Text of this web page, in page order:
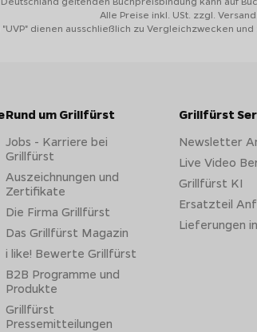
der Grillstation und sind mit
asymetrische Design
von3 Soft-Close-Schubladen
bietet auch
kann, ist der Independence Smartgrill mit
stellen und am Touch-Display oder
Alle Preise inkl. USt. zzgl. Versand.
dienen ausschließlich zu Vergleichzwecken
Rund um Grillfürst
Jobs - Karriere bei
Grillfürst
Auszeichnungen und
Zertifikate
Die Firma Grillfürst
Das Grillfürst Magazin
i like! Bewerte Grillfürst
B2B Programme und
Produkte
Grillfürst
Pressemitteilungen
Grillfürst
Newsletter
Live Video
Grillfürst KI
Ersatzteil
Lieferungen